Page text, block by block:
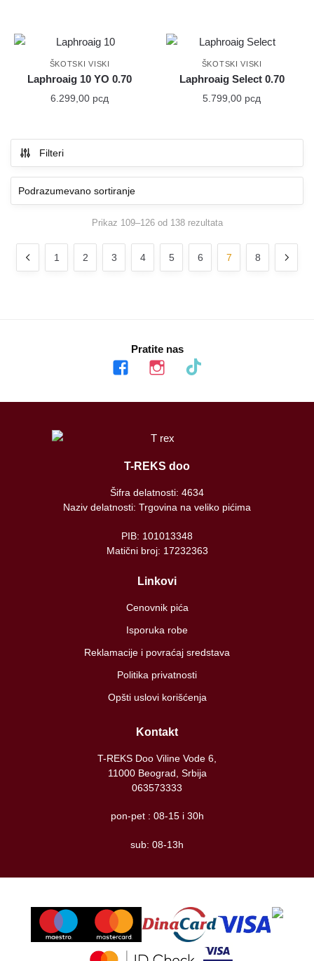
ŠKOTSKI VISKI
Laphroaig 10 YO 0.70
6.299,00 рсд
ŠKOTSKI VISKI
Laphroaig Select 0.70
5.799,00 рсд
Filteri
Prikaz 109–126 od 138 rezultata
1 2 3 4 5 6 7 8
Pratite nas
facebook instagram tiktok
T-REKS doo
Šifra delatnosti: 4634
Naziv delatnosti: Trgovina na veliko pićima
PIB: 101013348
Matični broj: 17232363
Linkovi
Cenovnik pića
Isporuka robe
Reklamacije i povraćaj sredstava
Politika privatnosti
Opšti uslovi korišćenja
Kontakt
T-REKS Doo Viline Vode 6,
11000 Beograd, Srbija
063573333
pon-pet : 08-15 i 30h
sub: 08-13h